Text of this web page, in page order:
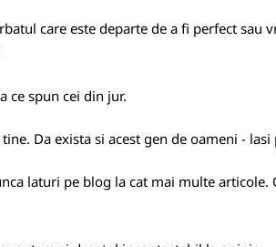
care este departe de a fi perfect sau
ce spun cei din jur.
Da exista si acest gen de oameni -
laturi pe blog la cat mai multe